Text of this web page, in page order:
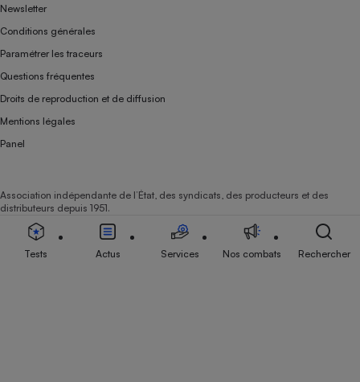
Newsletter
Conditions générales
Paramétrer les traceurs
Questions fréquentes
Droits de reproduction et de diffusion
Mentions légales
Panel
Association indépendante de l’État, des syndicats, des producteurs et des
distributeurs depuis 1951.
Tests Actus Services Nos combats Rechercher